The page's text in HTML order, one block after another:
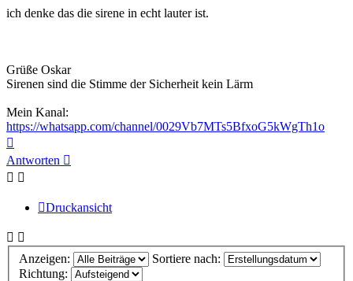
ich denke das die sirene in echt lauter ist.
Grüße Oskar
Sirenen sind die Stimme der Sicherheit kein Lärm
Mein Kanal:
https://whatsapp.com/channel/0029Vb7MTs5BfxoG5kWgTh1o
oben
Antworten
Druckansicht
Anzeigen:
Sortiere nach:
Richtung: